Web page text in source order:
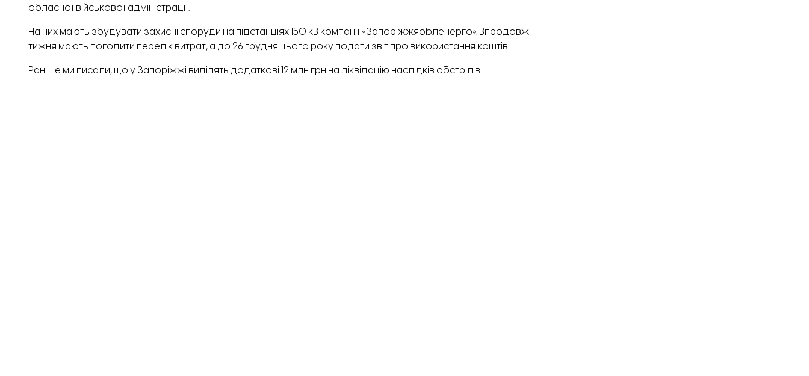
обласної військової адміністрації.
На них мають збудувати захисні споруди на підстанціях 150 кВ компанії «Запоріжжяобленерго». Впродовж
тижня мають погодити перелік витрат, а до 26 грудня цього року подати звіт про використання коштів.
Раніше ми писали, що у Запоріжжі виділять додаткові 12 млн грн на ліквідацію наслідків обстрілів.